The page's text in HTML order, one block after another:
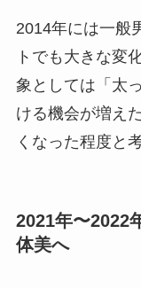
2014年には一般
トでも大きな変
象としては「太
ける機会が増え
くなった程度と
2021年〜2022
体美へ